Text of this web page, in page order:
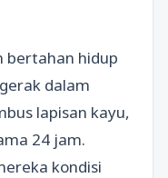
bertahan hidup
dalam
lapisan kayu,
24 jam.
kondisi